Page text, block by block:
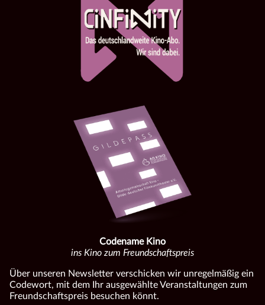
Codename Kino
ins Kino zum Freundschaftspreis
Über unseren Newsletter verschicken wir unregelmäßig ein
Codewort, mit dem Ihr ausgewählte Veranstaltungen zum
Freundschaftspreis besuchen könnt.